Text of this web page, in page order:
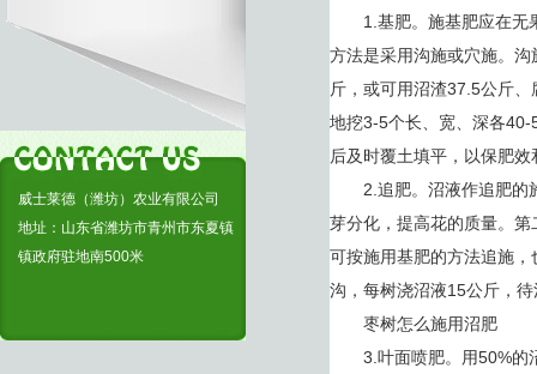
威士莱德（潍坊）农业有限公司
地址：山东省潍坊市青州市东夏镇
镇政府驻地南500米
1.基肥。施基肥应在无果
方法是采用沟施或穴施。
斤，或可用沼渣37.5公斤
地挖3-5个长、宽、深各
后及时覆土填平，以保肥
2.追肥。沼液作追肥的施
芽分化，提高花的质量。
可按施用基肥的方法追施
沟，每树浇沼液15公斤，
枣树怎么施用沼肥
3.叶面喷肥。用50%的沼